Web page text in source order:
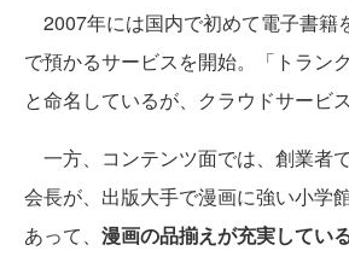
2007年には国内で初めて電子書籍
で預かるサービスを開始。「トラン
と命名しているが、クラウドサービ
一方、コンテンツ面では、創業者
会長が、出版大手で漫画に強い小学
あって、 漫画の品揃えが充実してい